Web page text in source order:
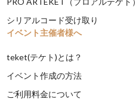
シリアルコード受け取り
イベント主催者様へ
teket(テケト)とは？
イベント作成の方法
ご利用料金について